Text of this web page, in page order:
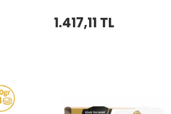
1.417,11 TL